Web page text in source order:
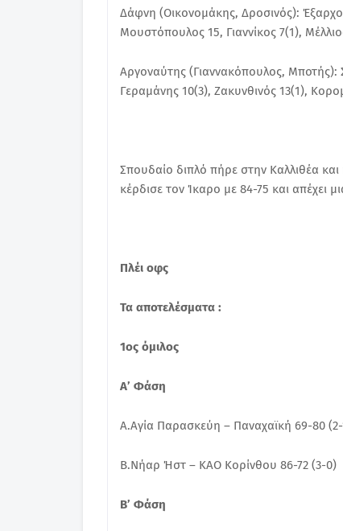
Δάφνη (Οικονομάκης, Δροσινός):
Μουστόπουλος 15, Γιαννίκος 7(1),
Αργοναύτης (Γιαννακόπουλος, Μποτής):
Γεραμάνης 10(3), Ζακυνθινός 13(1),
Σπουδαίο διπλό πήρε στην Καλλιθέα
κέρδισε τον Ίκαρο με 84-75 και απέχει
Πλέι οφς
Τα αποτελέσματα :
1ος όμιλος
Α’ Φάση
Α.Αγία Παρασκεύη – Παναχαϊκή 69-80
Β.Νήαρ Ήστ – ΚΑΟ Κορίνθου 86-72 (3-0)
Β’ Φάση